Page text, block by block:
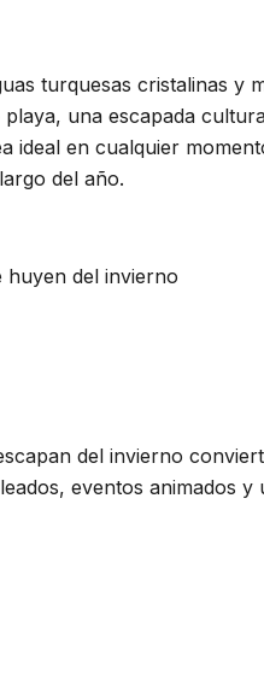
turquesas cristalinas y
una escapada
ideal en cualquier
del año.
huyen del invierno
del invierno
eventos animados y